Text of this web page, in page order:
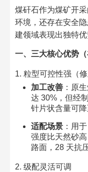
煤矸石作为煤矿开
环境，还存在安全
建领域表现出独特
一、三大核心优势（
1. 粒型可控性强（修
加工改善：原
达 30%，但经
针片状含量可
适配场景：用
强度比天然砂
路面，28 天抗
2. 级配灵活可调​